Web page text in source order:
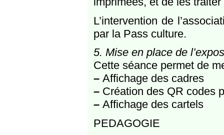
L’intervention de
par la Pass culture.
5. Mise en place de
Cette séance permet de
–Affichage des cadres
–Création des QR codes
–Affichage des cartels
PEDAGOGIE